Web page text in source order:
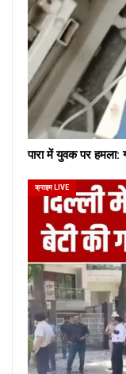
पारा में युवक पर हमला:
क्राइम LIVE